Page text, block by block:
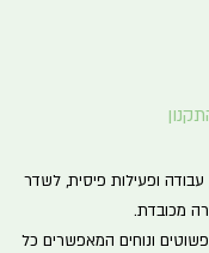
ופעילות פיסית, לשדר
מכובדת.
ונוחים המאפשרים כל